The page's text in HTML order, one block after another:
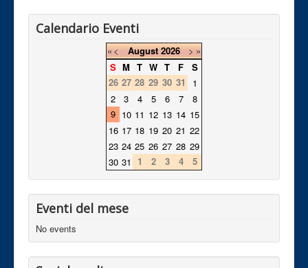
Calendario Eventi
«< August 2026 >»
S M T W T F
S
26 27 28 29 30 31
1
2
3 4 5 6 7
8
9 10 11 12 13 14 15
16 17 18 19 20 21 22
23 24 25 26 27 28 29
30 31 1 2 3 4 5
Eventi del mese
No events